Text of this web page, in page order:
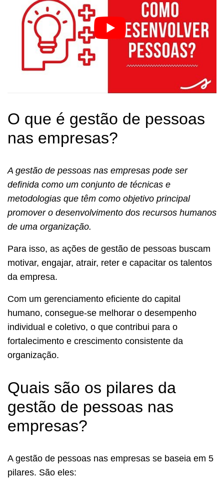
O que é gestão de pessoas
nas empresas?
A gestão de pessoas nas empresas pode ser
definida como um conjunto de técnicas e
metodologias que têm como objetivo principal
promover o desenvolvimento dos recursos humanos
de uma organização.
Para isso, as ações de gestão de pessoas buscam
motivar, engajar, atrair, reter e capacitar os talentos
da empresa.
Com um gerenciamento eficiente do capital
humano, consegue-se melhorar o desempenho
individual e coletivo, o que contribui para o
fortalecimento e crescimento consistente da
organização.
Quais são os pilares da
gestão de pessoas nas
empresas?
A gestão de pessoas nas empresas se baseia em 5
pilares. São eles: